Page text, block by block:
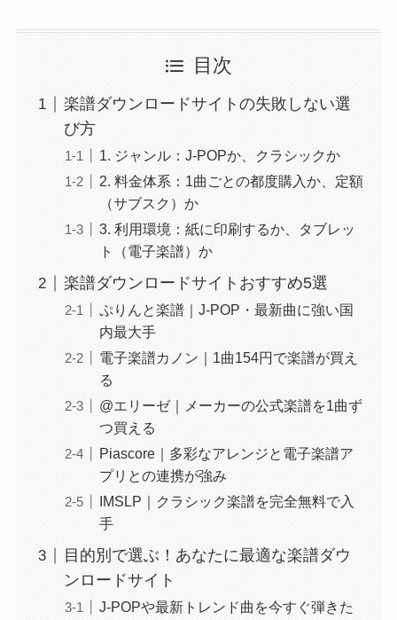
目次
楽譜ダウンロードサイトの失敗しない選
び方
1. ジャンル：J-POPか、クラシックか
2. 料金体系：1曲ごとの都度購入か、定額
（サブスク）か
3. 利用環境：紙に印刷するか、タブレッ
ト（電子楽譜）か
楽譜ダウンロードサイトおすすめ5選
ぷりんと楽譜｜J-POP・最新曲に強い国
内最大手
電子楽譜カノン｜1曲154円で楽譜が買え
る
@エリーゼ｜メーカーの公式楽譜を1曲ず
つ買える
Piascore｜多彩なアレンジと電子楽譜ア
プリとの連携が強み
IMSLP｜クラシック楽譜を完全無料で入
手
目的別で選ぶ！あなたに最適な楽譜ダウ
ンロードサイト
J-POPや最新トレンド曲を今すぐ弾きた